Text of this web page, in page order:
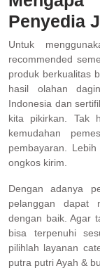
Penyedia
Untuk
recommended
produk berkualitas
hasil olahan
Indonesia dan
kita pikirkan. Tak
kemudahan
pembayaran.
ongkos kirim.
Dengan adanya
pelanggan dapat
dengan baik. Agar
bisa terpenuhi
pilihlah layanan
putra putri Ayah &